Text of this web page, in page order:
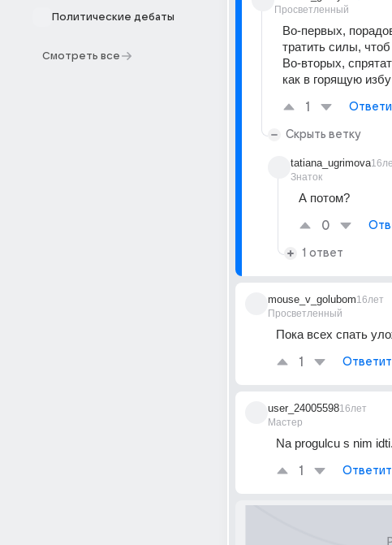
Политические дебаты
Смотреть все
Просветленный
Во-первых,
тратить силы,
Во-вторых,
как в горящую
1
Скрыть ветку
tatiana_ugrimova
Знаток
А потом?
0
1 ответ
mouse_v_golubom
Просветленный
16лет
Пока всех спать
1
user_24005598
Мастер
16лет
Na progulcu s nim idti.
1